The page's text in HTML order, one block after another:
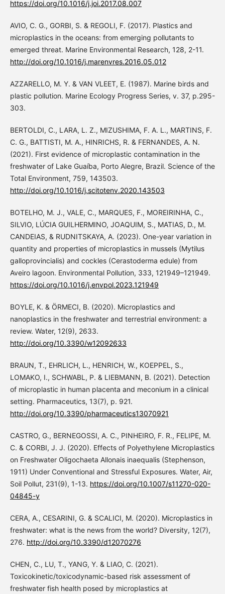
https://doi.org/10.1016/j.joi.2017.08.007
AVIO, C. G., GORBI, S. & REGOLI, F. (2017). Plastics and
microplastics in the oceans: from emerging pollutants to
emerged threat. Marine Environmental Research, 128, 2-11.
http://doi.org/10.1016/j.marenvres.2016.05.012
AZZARELLO, M. Y. & VAN VLEET, E. (1987). Marine birds and
plastic pollution. Marine Ecology Progress Series, v. 37, p.295-
303.
BERTOLDI, C., LARA, L. Z., MIZUSHIMA, F. A. L., MARTINS, F.
C. G., BATTISTI, M. A., HINRICHS, R. & FERNANDES, A. N.
(2021). First evidence of microplastic contamination in the
freshwater of Lake Guaíba, Porto Alegre, Brazil. Science of the
Total Environment, 759, 143503.
http://doi.org/10.1016/j.scitotenv.2020.143503
BOTELHO, M. J., VALE, C., MARQUES, F., MOREIRINHA, C.,
SILVIO, LÚCIA GUILHERMINO, JOAQUIM, S., MATIAS, D., M.
CANDEIAS, & RUDNITSKAYA, A. (2023). One-year variation in
quantity and properties of microplastics in mussels (Mytilus
galloprovincialis) and cockles (Cerastoderma edule) from
Aveiro lagoon. Environmental Pollution, 333, 121949–121949.
https://doi.org/10.1016/j.envpol.2023.121949
BOYLE, K. & ÖRMECI, B. (2020). Microplastics and
nanoplastics in the freshwater and terrestrial environment: a
review. Water, 12(9), 2633.
http://doi.org/10.3390/w12092633
BRAUN, T., EHRLICH, L., HENRICH, W., KOEPPEL, S.,
LOMAKO, I., SCHWABL, P. & LIEBMANN, B. (2021). Detection
of microplastic in human placenta and meconium in a clinical
setting. Pharmaceutics, 13(7), p. 921.
http://doi.org/10.3390/pharmaceutics13070921
CASTRO, G., BERNEGOSSI, A. C., PINHEIRO, F. R., FELIPE, M.
C. & CORBI, J. J. (2020). Effects of Polyethylene Microplastics
on Freshwater Oligochaeta Allonais inaequalis (Stephenson,
1911) Under Conventional and Stressful Exposures. Water, Air,
Soil Pollut, 231(9), 1-13. https://doi.org/10.1007/s11270-020-
04845-y
CERA, A., CESARINI, G. & SCALICI, M. (2020). Microplastics in
freshwater: what is the news from the world? Diversity, 12(7),
276. http://doi.org/10.3390/d12070276
CHEN, C., LU, T., YANG, Y. & LIAO, C. (2021).
Toxicokinetic/toxicodynamic-based risk assessment of
freshwater fish health posed by microplastics at